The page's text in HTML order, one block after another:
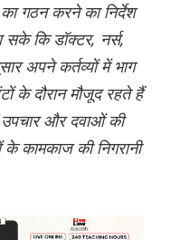
गठन करने का निर्देश
सके कि डॉक्टर, नर्स,
अपने कर्तव्यों में भाग
के दौरान मौजूद रहते हैं
उपचार और दवाओं की
कामकाज की निगरानी